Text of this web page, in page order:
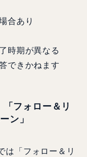
合あり
時期が異なる
できかねます
フォロー＆リ
ン」
「フォロー＆リ